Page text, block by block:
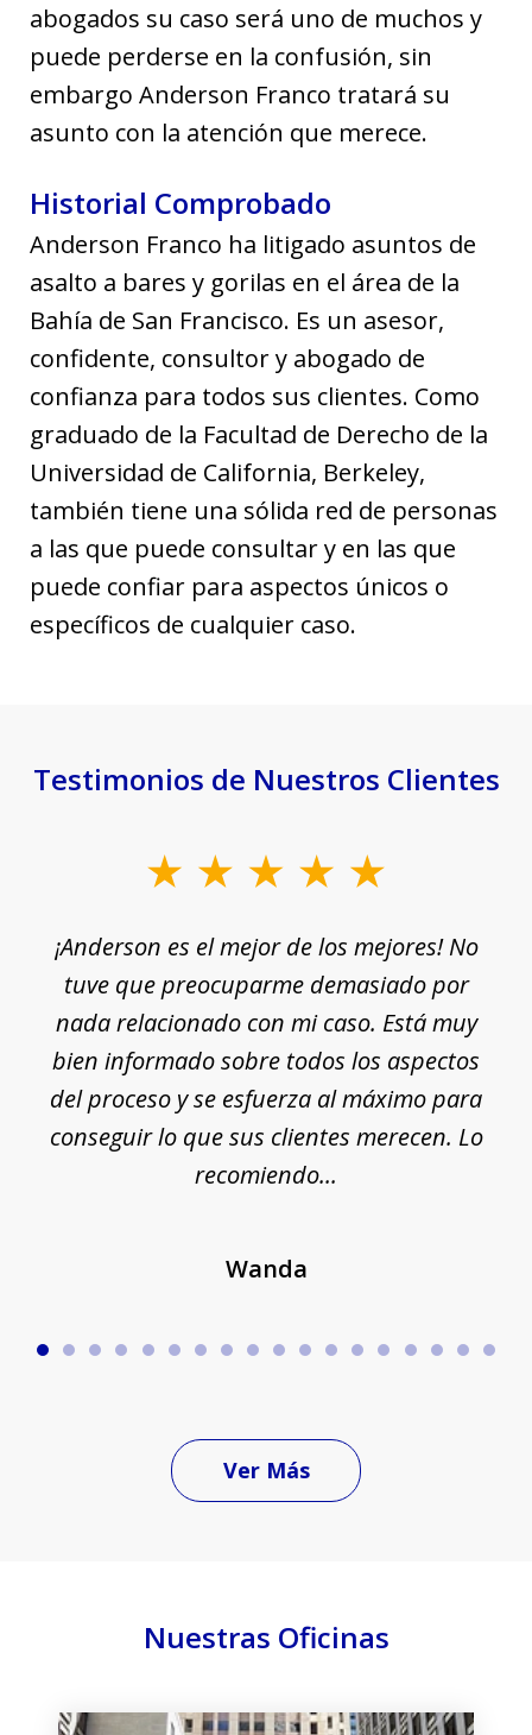
abogados su caso será uno de muchos y
puede perderse en la confusión, sin
embargo Anderson Franco tratará su
asunto con la atención que merece.
Historial Comprobado
Anderson Franco ha litigado asuntos de
asalto a bares y gorilas en el área de la
Bahía de San Francisco. Es un asesor,
confidente, consultor y abogado de
confianza para todos sus clientes. Como
graduado de la Facultad de Derecho de la
Universidad de California, Berkeley,
también tiene una sólida red de personas
a las que puede consultar y en las que
puede confiar para aspectos únicos o
específicos de cualquier caso.
Testimonios de Nuestros Clientes
¡Anderson es el mejor de los mejores! No
tuve que preocuparme demasiado por
nada relacionado con mi caso. Está muy
bien informado sobre todos los aspectos
del proceso y se esfuerza al máximo para
conseguir lo que sus clientes merecen. Lo
recomiendo...
Wanda
Ver Más
Nuestras Oficinas